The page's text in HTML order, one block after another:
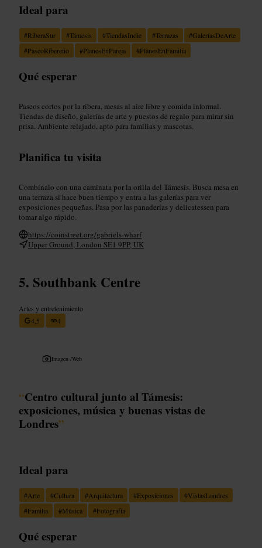
Ideal para
#RiberaSur #Támesis #TiendasIndie #Terrazas #GaleríasDeArte
#PaseoRibereño #PlanesEnPareja #PlanesEnFamilia
Qué esperar
Paseos cortos por la ribera, mesas al aire libre y comida informal.
Tiendas de diseño, galerías de arte y puestos de regalo para mirar sin
prisa. Ambiente relajado, apto para familias y mascotas.
Planifica tu visita
Combínalo con una caminata por la orilla del Támesis. Busca mesa en
una terraza si hace buen tiempo y entra a las galerías para ver
exposiciones pequeñas. Pasa por las panaderías y delicatessen para
tomar algo rápido.
https://coinstreet.org/gabriels-wharf
Upper Ground, London SE1 9PP, UK
Southbank Centre
Artes y entretenimiento
4,5
4
Imagen /Web
“Centro cultural junto al Támesis:
exposiciones, música y buenas vistas de
Londres”
Ideal para
#Arte #Cultura #Arquitectura #Exposiciones #VistasLondres
#Familia #Música #Fotografía
Qué esperar